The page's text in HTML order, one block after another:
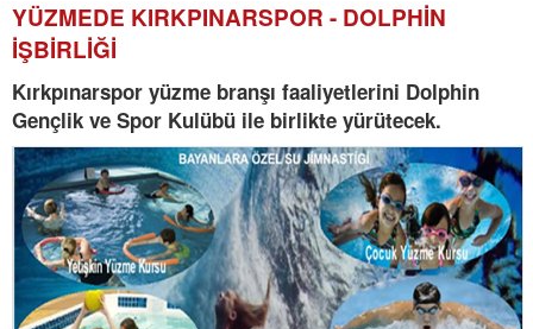
YÜZMEDE KIRKPINARSPOR - DOLPHİN
İŞBİRLİĞİ
Kırkpınarspor yüzme branşı faaliyetlerini Dolphin
Gençlik ve Spor Kulübü ile birlikte yürütecek.